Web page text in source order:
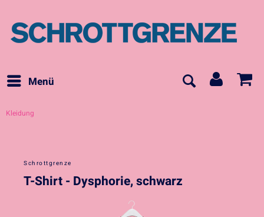
Menü
Kleidung
Schrottgrenze
T-Shirt - Dysphorie, schwarz